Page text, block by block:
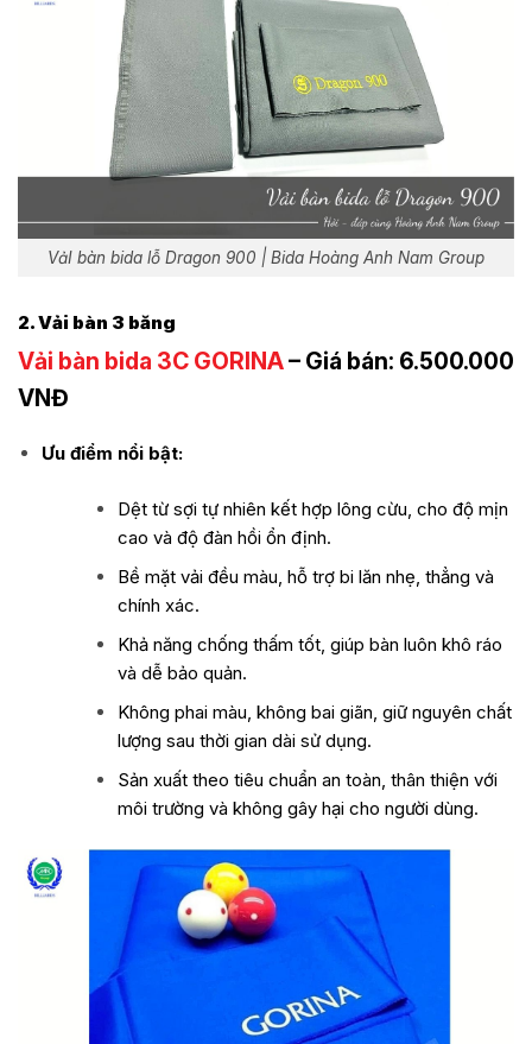
VảI bàn bida lỗ Dragon 900 | Bida Hoàng Anh Nam Group
2. Vải bàn 3 băng
Vải bàn bida 3C GORINA– Giá bán: 6.500.000
VNĐ
Ưu điểm nổi bật:
Dệt từ sợi tự nhiên kết hợp lông cừu, cho độ mịn
cao và độ đàn hồi ổn định.
Bề mặt vải đều màu, hỗ trợ bi lăn nhẹ, thẳng và
chính xác.
Khả năng chống thấm tốt, giúp bàn luôn khô ráo
và dễ bảo quản.
Không phai màu, không bai giãn, giữ nguyên chất
lượng sau thời gian dài sử dụng.
Sản xuất theo tiêu chuẩn an toàn, thân thiện với
môi trường và không gây hại cho người dùng.